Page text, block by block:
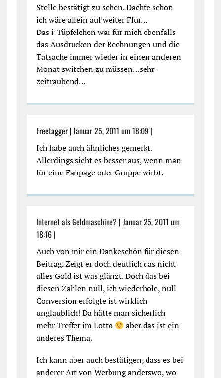
Stelle bestätigt zu sehen. Dachte schon
ich wäre allein auf weiter Flur…
Das i-Tüpfelchen war für mich ebenfalls
das Ausdrucken der Rechnungen und die
Tatsache immer wieder in einen anderen
Monat switchen zu müssen…sehr
zeitraubend…
Freetagger | Januar 25, 2011 um 18:09|
Ich habe auch ähnliches gemerkt.
Allerdings sieht es besser aus, wenn man
für eine Fanpage oder Gruppe wirbt.
Internet als Geldmaschine? | Januar 25, 2011 um
18:16|
Auch von mir ein Dankeschön für diesen
Beitrag. Zeigt er doch deutlich das nicht
alles Gold ist was glänzt. Doch das bei
diesen Zahlen null, ich wiederhole, null
Conversion erfolgte ist wirklich
unglaublich! Da hätte man sicherlich
mehr Treffer im Lotto
aber das ist ein
anderes Thema.
Ich kann aber auch bestätigen, dass es bei
anderer Art von Werbung anderswo, wo